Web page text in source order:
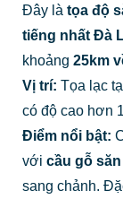
Đây là tọa độ
tiếng nhất Đà
khoảng 25km
Vị trí: Tọa lạc
có độ cao hơn
Điểm nổi bật:
với cầu gỗ
sang chảnh.